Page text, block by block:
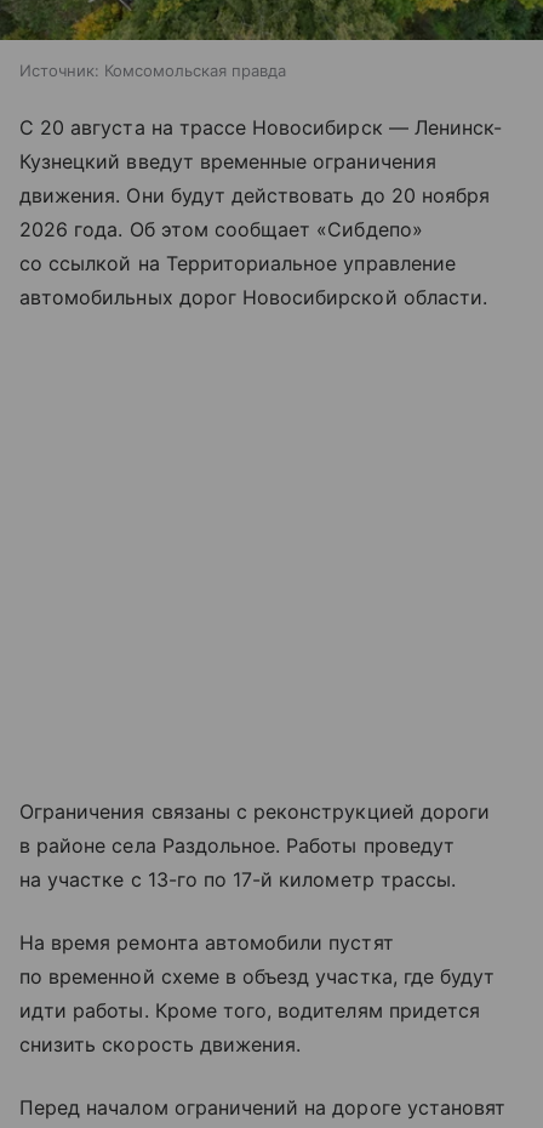
Источник: Комсомольская правда
С 20 августа на трассе Новосибирск — Ленинск-
Кузнецкий введут временные ограничения
движения. Они будут действовать до 20 ноября
2026 года. Об этом сообщает «Сибдепо»
со ссылкой на Территориальное управление
автомобильных дорог Новосибирской области.
Ограничения связаны с реконструкцией дороги
в районе села Раздольное. Работы проведут
на участке с 13-го по 17-й километр трассы.
На время ремонта автомобили пустят
по временной схеме в объезд участка, где будут
идти работы. Кроме того, водителям придется
снизить скорость движения.
Перед началом ограничений на дороге установят